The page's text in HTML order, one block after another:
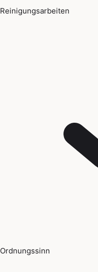
Reinigungsarbeiten
Ordnungssinn